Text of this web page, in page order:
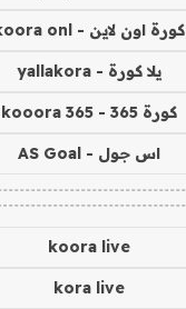
كورة اون لاين - koora onl
يلا كورة - yallakora
كورة 365 - kooora 365
اس جول - AS Goal
koora live
kora live